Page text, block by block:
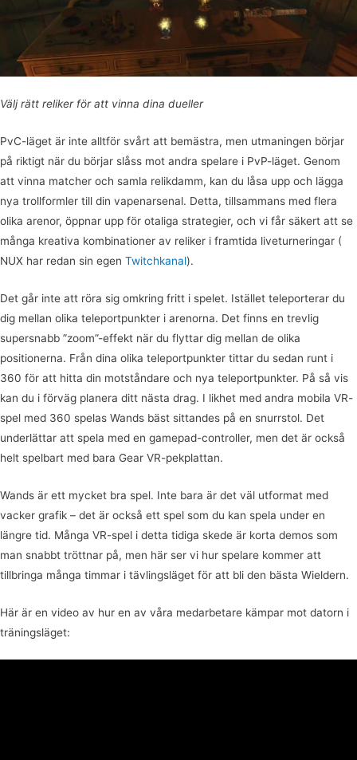
Välj rätt reliker för att vinna dina dueller
PvC-läget är inte alltför svårt att bemästra, men utmaningen börjar
på riktigt när du börjar slåss mot andra spelare i PvP-läget. Genom
att vinna matcher och samla relikdamm, kan du låsa upp och lägga
nya trollformler till din vapenarsenal. Detta, tillsammans med flera
olika arenor, öppnar upp för otaliga strategier, och vi får säkert att se
många kreativa kombinationer av reliker i framtida liveturneringar (
NUX har redan sin egen Twitchkanal).
Det går inte att röra sig omkring fritt i spelet. Istället teleporterar du
dig mellan olika teleportpunkter i arenorna. Det finns en trevlig
supersnabb ”zoom”-effekt när du flyttar dig mellan de olika
positionerna. Från dina olika teleportpunkter tittar du sedan runt i
360 för att hitta din motståndare och nya teleportpunkter. På så vis
kan du i förväg planera ditt nästa drag. I likhet med andra mobila VR-
spel med 360 spelas Wands bäst sittandes på en snurrstol. Det
underlättar att spela med en gamepad-controller, men det är också
helt spelbart med bara Gear VR-pekplattan.
Wands är ett mycket bra spel. Inte bara är det väl utformat med
vacker grafik – det är också ett spel som du kan spela under en
längre tid. Många VR-spel i detta tidiga skede är korta demos som
man snabbt tröttnar på, men här ser vi hur spelare kommer att
tillbringa många timmar i tävlingsläget för att bli den bästa Wieldern.
Här är en video av hur en av våra medarbetare kämpar mot datorn i
träningsläget: